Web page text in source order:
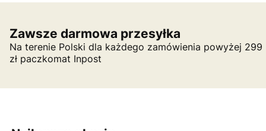
Zawsze darmowa przesyłka
Na terenie Polski dla każdego zamówienia powyżej 299
zł paczkomat Inpost